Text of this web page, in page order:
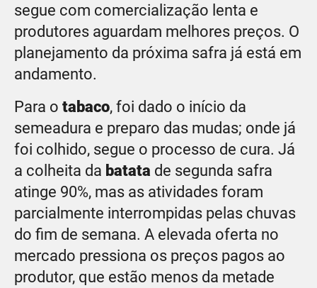
segue com comercialização lenta e
produtores aguardam melhores preços. O
planejamento da próxima safra já está em
andamento.
Para o tabaco, foi dado o início da
semeadura e preparo das mudas; onde já
foi colhido, segue o processo de cura. Já
a colheita da batata de segunda safra
atinge 90%, mas as atividades foram
parcialmente interrompidas pelas chuvas
do fim de semana. A elevada oferta no
mercado pressiona os preços pagos ao
produtor, que estão menos da metade